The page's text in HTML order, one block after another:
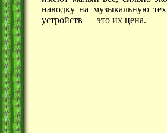
наводку на музыкальную
устройств — это их цена.